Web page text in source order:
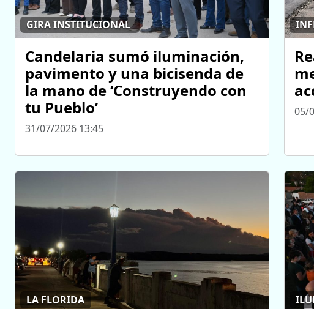
GIRA INSTITUCIONAL
Candelaria sumó iluminación,
pavimento y una bicisenda de
la mano de ‘Construyendo con
tu Pueblo’
31/07/2026 13:45
05/
LA FLORIDA